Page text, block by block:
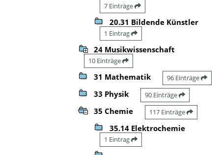
7 Einträge
20.31 Bildende Künstler
1 Eintrag
24 Musikwissenschaft
10 Einträge
31 Mathematik 96 Einträge
33 Physik 90 Einträge
35 Chemie 117 Einträge
35.14 Elektrochemie
1 Eintrag